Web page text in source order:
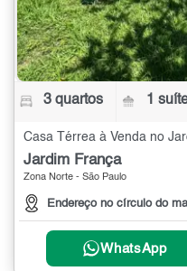
3 quartos 1
Casa Térrea à Venda no
Jardim França
Zona Norte - São Paulo
Endereço no círculo do
WhatsApp